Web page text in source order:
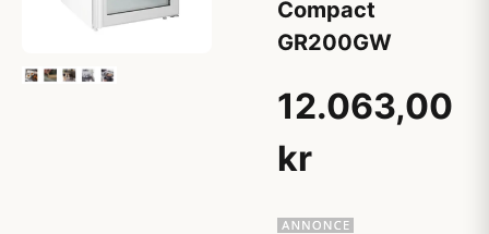
Compact
GR200GW
12.063,00
kr